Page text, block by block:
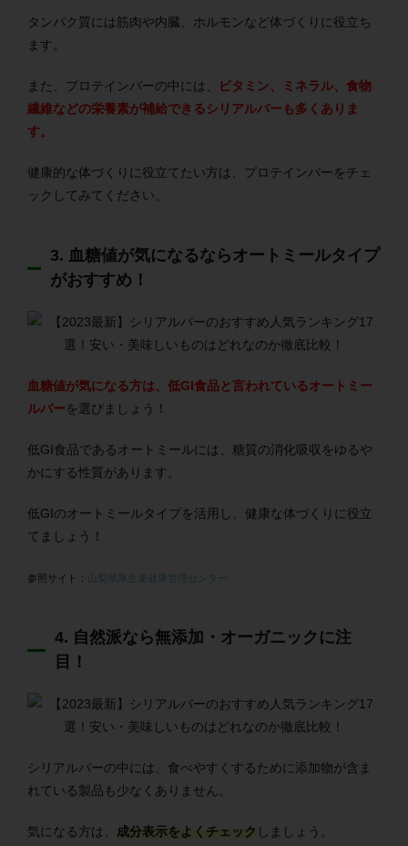
タンパク質には筋肉や内臓、ホルモンなど体づくりに役立ち
ます。
また、プロテインバーの中には、
ビタミン、ミネラル、食物
繊維などの栄養素が補給できるシリアルバーも多くありま
す。
健康的な体づくりに役立てたい方は、プロテインバーをチェ
ックしてみてください。
3. 血糖値が気になるならオートミールタイプ
がおすすめ！
血糖値が気になる方は、低GI食品と言われているオートミー
ルバーを選びましょう！
低GI食品であるオートミールには、糖質の消化吸収をゆるや
かにする性質があります。
低GIのオートミールタイプを活用し、健康な体づくりに役立
てましょう！
参照サイト： 山梨県厚生連健康管理センター
4. 自然派なら無添加・オーガニックに注
目！
シリアルバーの中には、食べやすくするために添加物が含ま
れている製品も少なくありません。
気になる方は、 成分表示をよくチェック しましょう。